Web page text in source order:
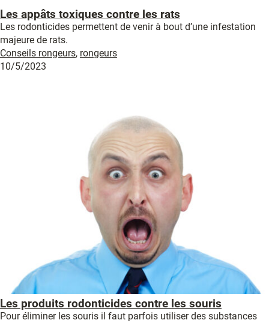
Les appâts toxiques contre les rats
Les rodonticides permettent de venir à bout d’une infestation
majeure de rats.
Conseils rongeurs, rongeurs
10/5/2023
Les produits rodonticides contre les souris
Pour éliminer les souris il faut parfois utiliser des substances